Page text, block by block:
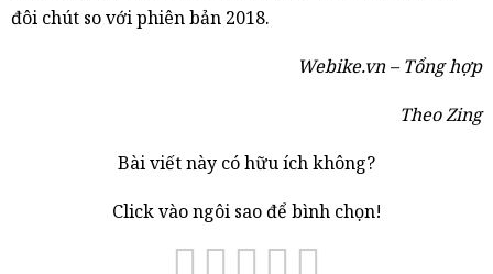
đôi chút so với phiên bản 2018.
Webike.vn – Tổng hợp
Theo Zing
Bài viết này có hữu ích không?
Click vào ngôi sao để bình chọn!